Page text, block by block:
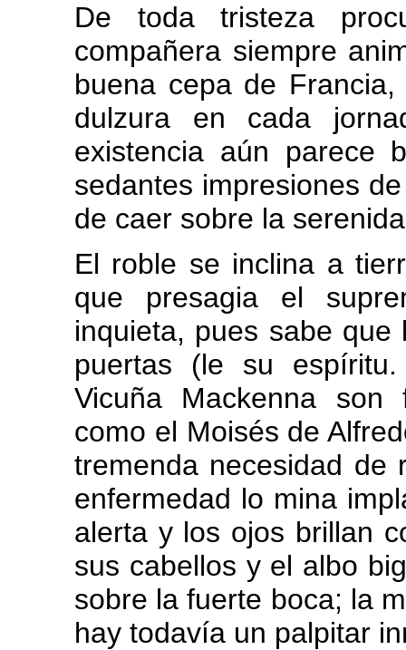
De toda tristeza
compañera siempre
buena cepa de
dulzura en cada
existencia aún parece
sedantes impresiones
de caer sobre la
El roble se inclina a
que presagia el
inquieta, pues sabe
puertas (le su
Vicuña Mackenna
como el Moisés de
tremenda necesidad de
enfermedad lo mina
alerta y los ojos brillan
sus cabellos y el albo
sobre la fuerte boca; la
hay todavía un palpitar